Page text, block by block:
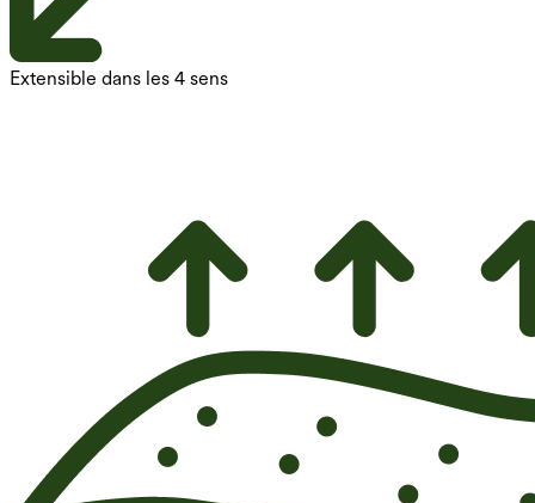
Extensible dans les 4 sens